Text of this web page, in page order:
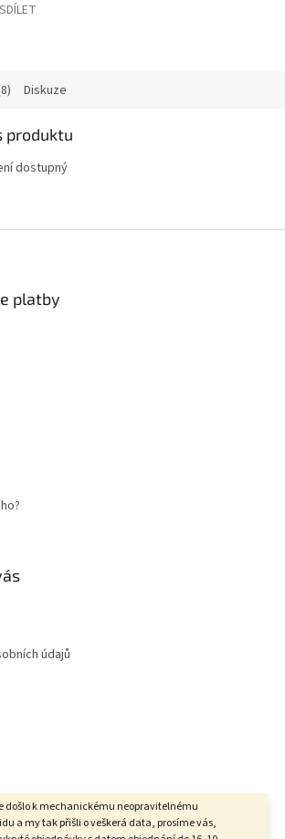
došlo k mechanickému neopravitelnému
a my tak přišli o veškerá data, prosíme vás,
SDÍLET
Diskuze
produktu
dostupný
platby
údajů
Vytvořil Shoptet